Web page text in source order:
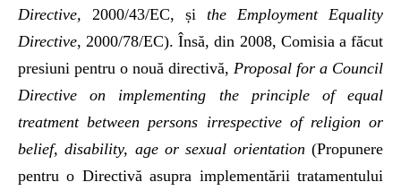
Directive, 2000/43/EC, și the Employment Equality
Directive, 2000/78/EC). Însă, din 2008, Comisia a făcut
presiuni pentru o nouă directivă, Proposal for a Council
Directive on implementing the principle of equal
treatment between persons irrespective of religion or
belief, disability, age or sexual orientation (Propunere
pentru o Directivă asupra implementării tratamentului